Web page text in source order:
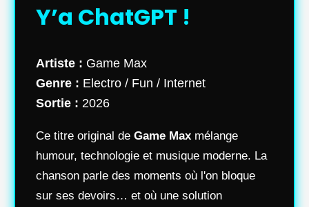
Y’a ChatGPT !
Artiste : Game Max
Genre : Electro / Fun / Internet
Sortie : 2026
Ce titre original de Game Max mélange
humour, technologie et musique moderne. La
chanson parle des moments où l'on bloque
sur ses devoirs… et où une solution